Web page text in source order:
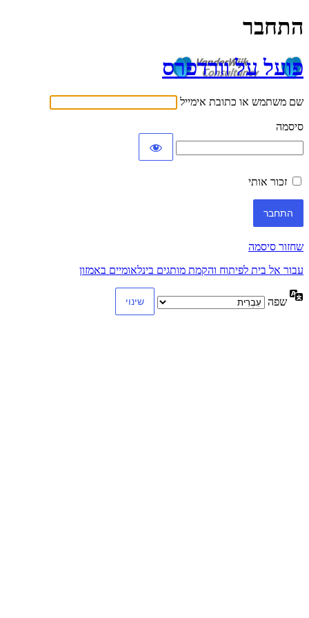
התחבר
פועל על וורדפרס
שם משתמש או כתובת אימייל
סיסמה
זכור אותי
שחזור סיסמה
עבור אל בית לפיתוח והקמת מותגים בינלאומיים באמזון
שפה